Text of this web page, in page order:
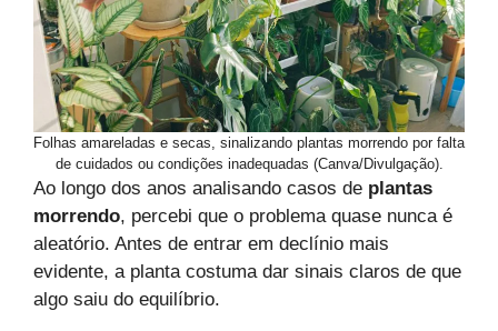
Folhas amareladas e secas, sinalizando plantas morrendo por falta
de cuidados ou condições inadequadas (Canva/Divulgação).
Ao longo dos anos analisando casos de plantas
morrendo, percebi que o problema quase nunca é
aleatório. Antes de entrar em declínio mais
evidente, a planta costuma dar sinais claros de que
algo saiu do equilíbrio.